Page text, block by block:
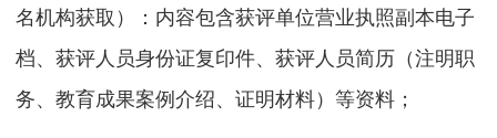
名机构获取）：内容包含获评单位营业执照副本电子
档、获评人员身份证复印件、获评人员简历（注明职
务、教育成果案例介绍、证明材料）等资料；